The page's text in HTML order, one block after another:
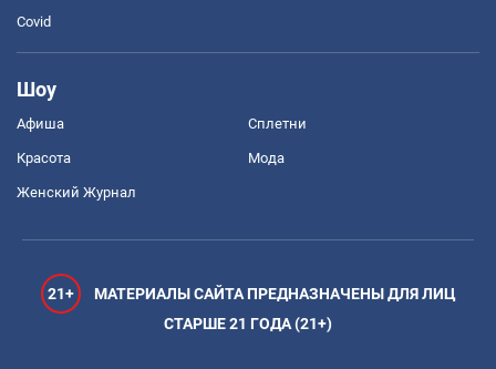
Covid
Шоу
Афиша Сплетни
Красота Мода
Женский Журнал
21+
МАТЕРИАЛЫ САЙТА ПРЕДНАЗНАЧЕНЫ ДЛЯ ЛИЦ
СТАРШЕ 21 ГОДА (21+)